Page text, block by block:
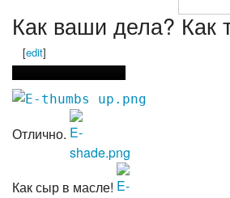
Как ваши дела? Как
[edit]
Отлично.
Как сыр в масле!